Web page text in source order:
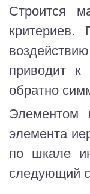
Строится
приводит к
обратно
Элементом
элемента
по шкале
следующий